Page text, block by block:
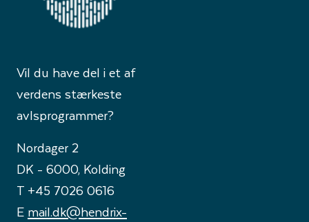
Vil du have del i et af
verdens stærkeste
avlsprogrammer?
Nordager 2
DK - 6000, Kolding
T +45 7026 0616
E mail.dk@hendrix-